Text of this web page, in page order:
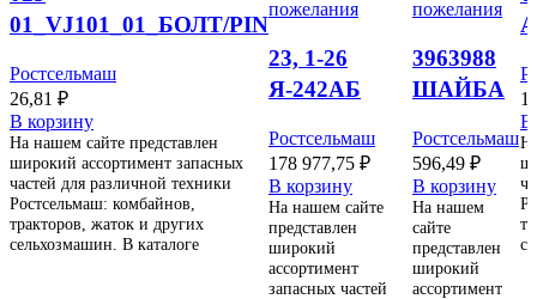
01_VJ101_01_БОЛТ/PIN
Ростсельмаш
26,81 ₽
В корзину
На нашем сайте представлен
широкий ассортимент запасных
частей для различной техники
Ростсельмаш: комбайнов,
тракторов, жаток и других
сельхозмашин. В каталоге
пожелания
23, 1-26
Я-242АБ
АВТОШИНА
В АШ
Ростсельмаш
178 977,75 ₽
В корзину
На нашем сайте
представлен
широкий
ассортимент
запасных частей
пожелания
3963988
ШАЙБА
Ростсельмаш
596,49 ₽
В корзину
На нашем
сайте
представлен
широкий
ассортимент
В